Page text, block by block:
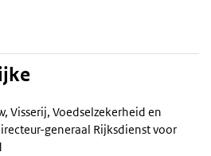
Visserij, Voedselzekerheid en
generaal Rijksdienst voor